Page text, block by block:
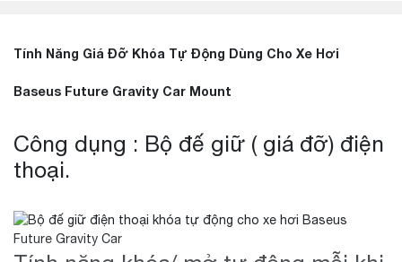
Tính Năng Giá Đỡ Khóa Tự Động Dùng Cho Xe Hơi
Baseus Future Gravity Car Mount
Công dụng : Bộ đế giữ ( giá đỡ) điện
thoại.